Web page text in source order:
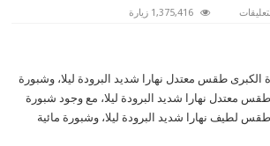
شديد
البرودة
ليلا،
وشبورة
مائية
1,375,416 زيارة
الكبرى طقس معتدل نهارا شديد البرودة ليلا، وشبورة
طقس معتدل نهارا شديد البرودة ليلا، مع وجود شبورة
طقس لطيف نهارا شديد البرودة ليلا، وشبورة مائية